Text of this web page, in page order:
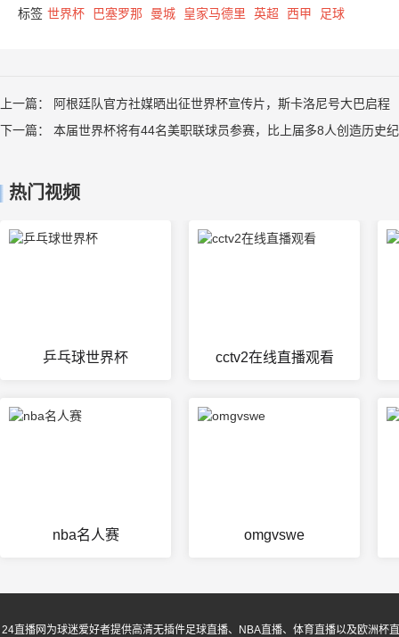
标签 世界杯 巴塞罗那 曼城 皇家马德里 英超 西甲 足球
上一篇：
阿根廷队官方社媒晒出征世界杯宣传片，斯卡洛尼号大巴启程
下一篇： 本届世界杯将有44名美职联球员参赛，比上届多8人创造历史
热门视频
乒乓球世界杯 cctv2在线直播观看
nba名人赛 omgvswe
24直播网为球迷爱好者提供高清无插件足球直播、NBA直播、体育直播以及欧洲